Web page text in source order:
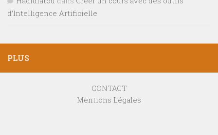
d’Intelligence Artificielle
PLUS
CONTACT
Mentions Légales